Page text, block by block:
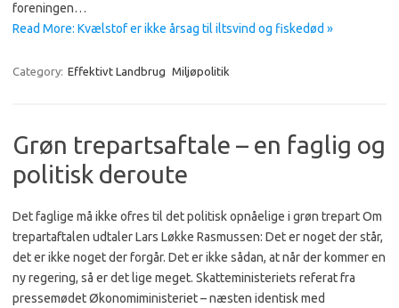
foreningen…
Read More: Kvælstof er ikke årsag til iltsvind og fiskedød »
Category: Effektivt Landbrug Miljøpolitik
Grøn trepartsaftale – en faglig og
politisk deroute
Det faglige må ikke ofres til det politisk opnåelige i grøn trepart Om
trepartaftalen udtaler Lars Løkke Rasmussen: Det er noget der står,
det er ikke noget der forgår. Det er ikke sådan, at når der kommer en
ny regering, så er det lige meget. Skatteministeriets referat fra
pressemødet Økonomiministeriet – næsten identisk med